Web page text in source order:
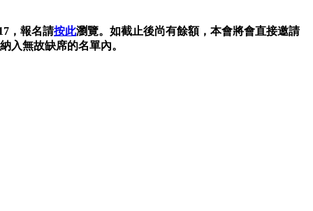
，報名請按此瀏覽。如截止後尚有餘額，本會將會直接邀請
入無故缺席的名單內。